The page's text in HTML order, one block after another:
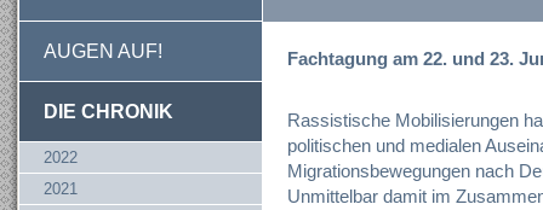
AUGEN AUF!
DIE CHRONIK
2022
2021
Fachtagung am 22. und 23.
Rassistische Mobilisierungen
politischen und medialen
Migrationsbewegungen nach
Unmittelbar damit im